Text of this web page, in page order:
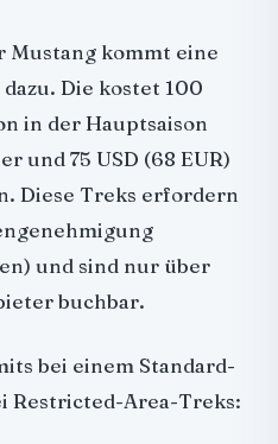
Mustang kommt eine
Die kostet 100
in der Hauptsaison
und 75 USD (68 EUR)
Diese Treks erfordern
und sind nur über
buchbar.
bei einem Standard-
Restricted-Area-Treks: